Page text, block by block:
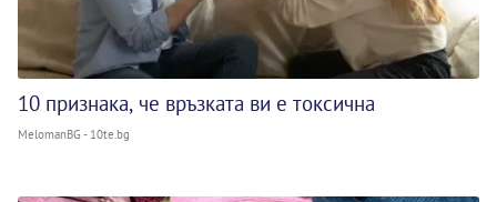
10 признака, че връзката ви е токсична
MelomanBG - 10te.bg